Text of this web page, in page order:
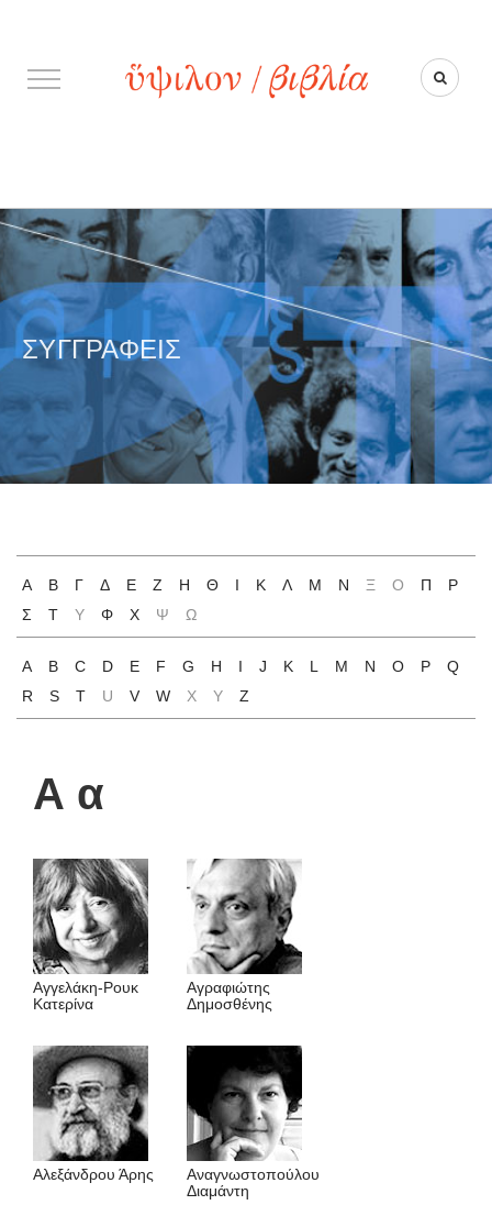
ΣΥΓΓΡΑΦΕΊΣ
Α Β Γ Δ Ε Ζ Η Θ Ι Κ Λ Μ Ν Ξ Ο Π
Ρ
Σ
Τ Υ Φ Χ Ψ Ω
A B C D E F G H I J K L M N O P
Q
R
S T U V W X Y Z
Α α
Αγγελάκη-Pουκ
Kατερίνα
Αγραφιώτης
Δημοσθένης
Αλεξάνδρου Άρης
Αναγνωστοπούλου
Διαμάντη